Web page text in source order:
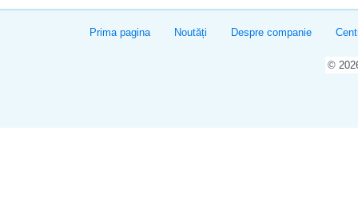
Prima pagina Noutăți Despre companie
©